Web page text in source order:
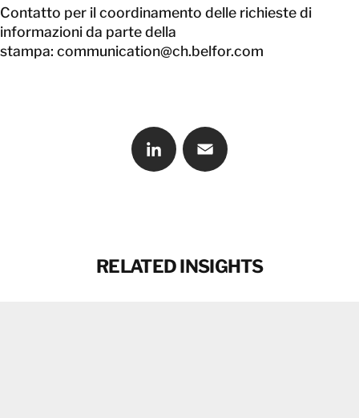
Contatto per il coordinamento delle richieste di
informazioni da parte della
stampa: communication@ch.belfor.com
RELATED INSIGHTS